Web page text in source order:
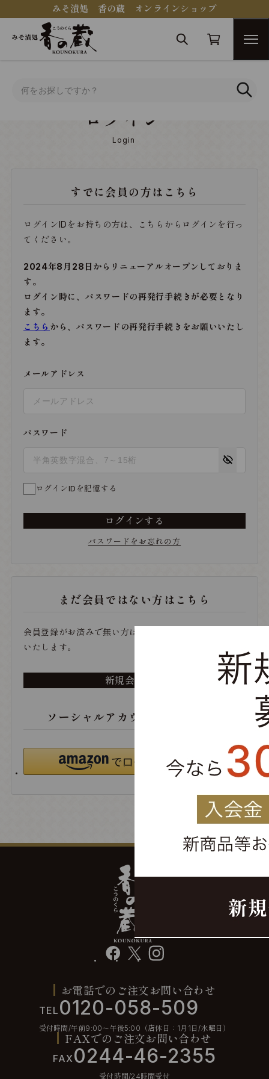
みそ漬処 香の蔵 オンラインショップ
ログイン
Login
すでに会員の方はこちら
ログインIDをお持ちの方は、こちらからログインを行っ
てください。
2024年8月28日からリニューアルオープンしておりま
す。
ログイン時に、パスワードの再発行手続きが必要となり
ます。
こちら から、パスワードの再発行手続きをお願いいたし
ます。
メールアドレス
パスワード
ログインIDを記憶する
ログインする
パスワードをお忘れの方
まだ会員ではない方はこちら
会員登録がお済みで無い方は、こちらから登録をお願い
いたします。
新規会員登録
ソーシャルアカウントでログイン
facebook instagram
お電話でのご注文お問い合わせ
TEL 0120-058-509
受付時間/午前9:00〜午後5:00（店休日：1月1日/水曜日）
FAXでのご注文お問い合わせ
FAX0244-46-2355
受付時間/24時間受付